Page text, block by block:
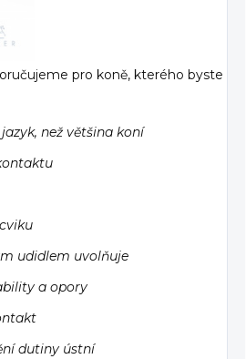
pro koně, kterého byste
než většina koní
udidlem uvolňuje
a opory
dutiny ústní